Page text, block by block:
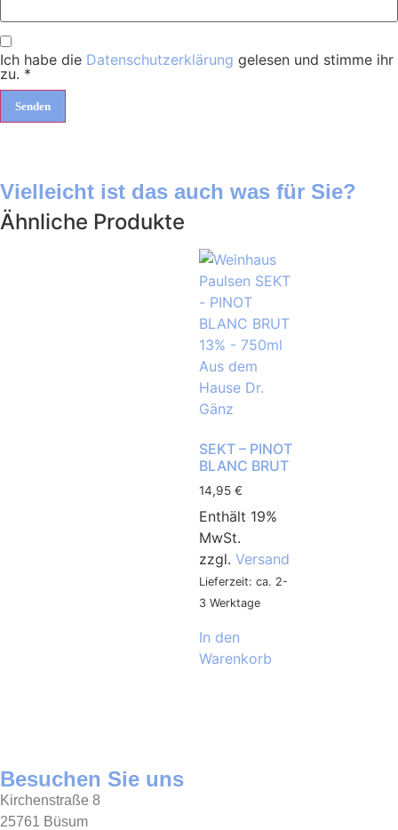
Ich habe die Datenschutzerklärung gelesen und stimme ihr
zu. *
Vielleicht ist das auch was für Sie?
Ähnliche Produkte
SEKT – PINOT
BLANC BRUT
14,95 €
Enthält 19%
MwSt.
zzgl. Versand
Lieferzeit: ca. 2-
3 Werktage
In den
Warenkorb
Besuchen Sie uns
Kirchenstraße 8
25761 Büsum